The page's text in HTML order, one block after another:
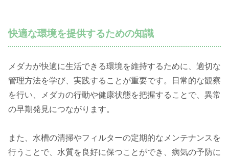
快適な環境を提供するための知識
メダカが快適に生活できる環境を維持するために、適切な
管理方法を学び、実践することが重要です。日常的な観察
を行い、メダカの行動や健康状態を把握することで、異常
の早期発見につながります。
また、水槽の清掃やフィルターの定期的なメンテナンスを
行うことで、水質を良好に保つことができ、病気の予防に